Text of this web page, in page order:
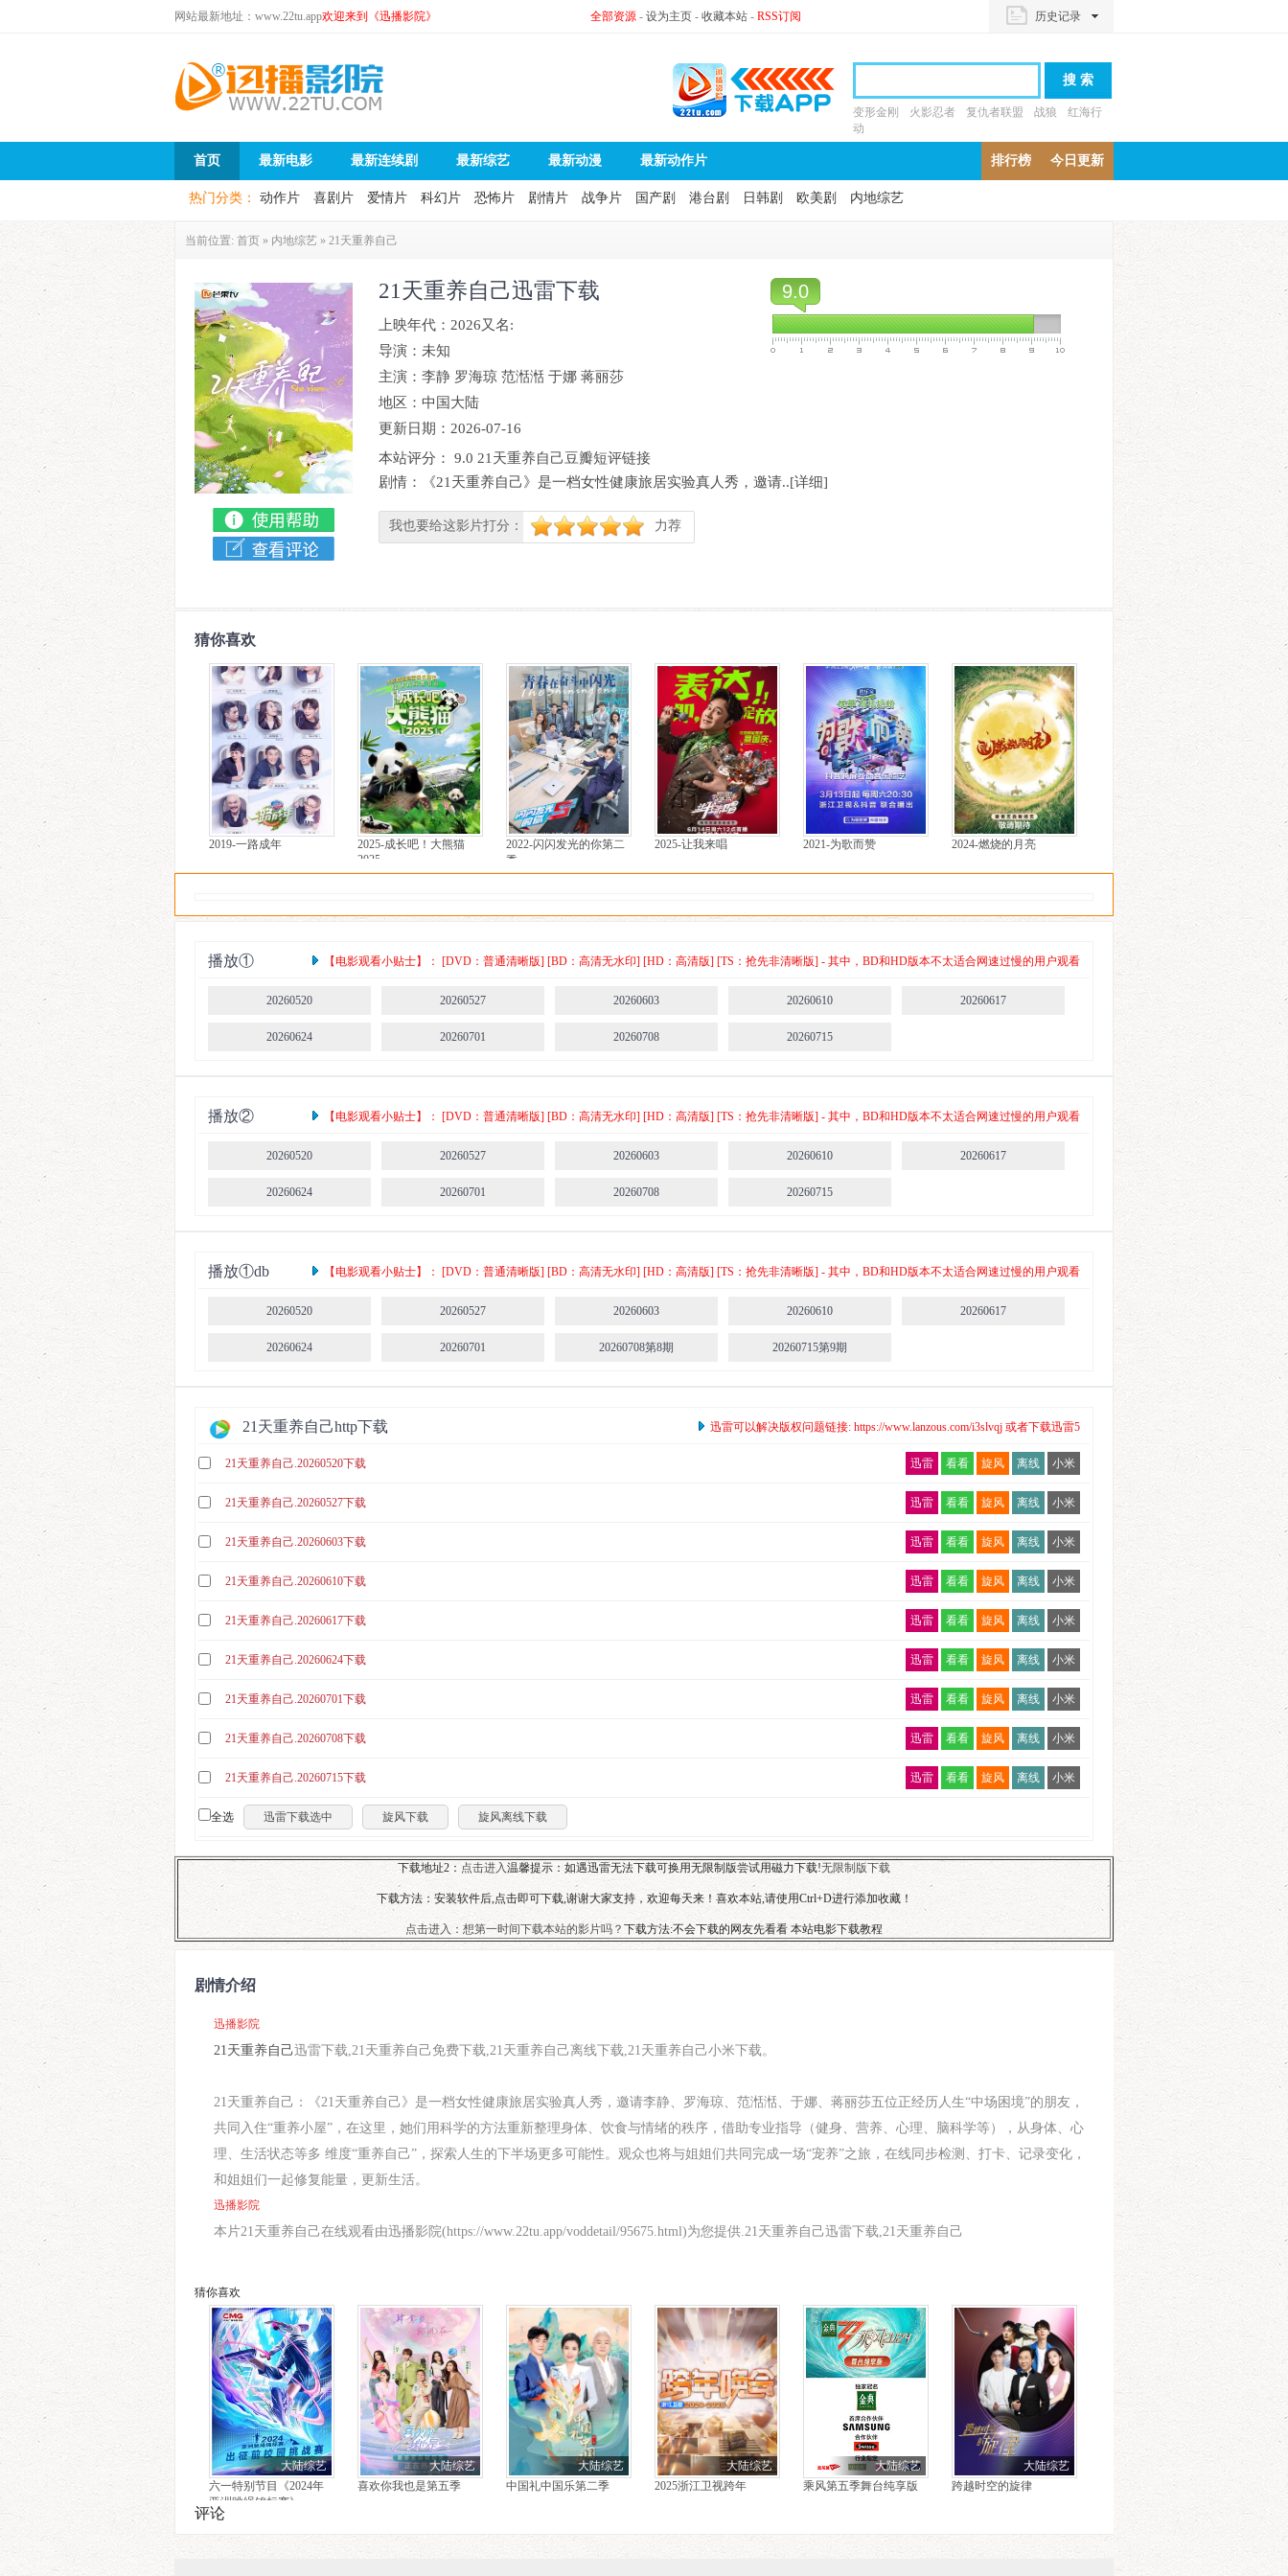
网站最新地址：www.22tu.app欢迎来到《迅播影院》 全部资源 - 设为主页 - 收藏本站 - RSS订阅 历史记录
变形金刚 火影忍者 复仇者联盟 战狼
红海行
动
首页 最新电影 最新连续剧 最新综艺 最新动漫 最新动作片 排行榜 今日更新
热门分类： 动作片 喜剧片 爱情片 科幻片 恐怖片 剧情片 战争片 国产剧 港台剧 日韩剧 欧美剧 内地综艺
当前位置: 首页 » 内地综艺 » 21天重养自己
21天重养自己迅雷下载
上映年代： 2026又名:
导演： 未知
主演： 李静 罗海琼 范湉湉 于娜 蒋丽莎
地区： 中国大陆
更新日期： 2026-07-16
本站评分：
9.0 21天重养自己豆瓣短评链接
剧情：
《21天重养自己》是一档女性健康旅居实验真人秀，邀请..[详细]
我也要给这影片打分：
很差较差还行推荐力荐 力荐
9.0
猜你喜欢
2019-一路成年
2025-成长吧！大熊猫
2025
2022-闪闪发光的你第二
季
2025-让我来唱 2021-为歌而赞 2024-燃烧的月亮
播放① 【电影观看小贴士】： [DVD：普通清晰版] [BD：高清无水印] [HD：高清版] [TS：抢先非清晰版] - 其中，BD和HD版本不太适合网速过慢的用户观看
20260520 20260527 20260603 20260610 20260617
20260624 20260701 20260708 20260715
播放② 【电影观看小贴士】： [DVD：普通清晰版] [BD：高清无水印] [HD：高清版] [TS：抢先非清晰版] - 其中，BD和HD版本不太适合网速过慢的用户观看
20260520 20260527 20260603 20260610 20260617
20260624 20260701 20260708 20260715
播放①db 【电影观看小贴士】： [DVD：普通清晰版] [BD：高清无水印] [HD：高清版] [TS：抢先非清晰版] - 其中，BD和HD版本不太适合网速过慢的用户观看
20260520 20260527 20260603 20260610 20260617
20260624 20260701 20260708第8期 20260715第9期
21天重养自己http下载 迅雷可以解决版权问题链接: https://www.lanzous.com/i3slvqj 或者下载迅雷5
21天重养自己.20260520下载 迅雷 看看 旋风 离线 小米
21天重养自己.20260527下载 迅雷 看看 旋风 离线 小米
21天重养自己.20260603下载 迅雷 看看 旋风 离线 小米
21天重养自己.20260610下载 迅雷 看看 旋风 离线 小米
21天重养自己.20260617下载 迅雷 看看 旋风 离线 小米
21天重养自己.20260624下载 迅雷 看看 旋风 离线 小米
21天重养自己.20260701下载 迅雷 看看 旋风 离线 小米
21天重养自己.20260708下载 迅雷 看看 旋风 离线 小米
21天重养自己.20260715下载 迅雷 看看 旋风 离线 小米
全选 迅雷下载选中 旋风下载 旋风离线下载
下载地址2： 点击进入温馨提示：如遇迅雷无法下载可换用无限制版尝试用磁力下载!无限制版下载
下载方法：安装软件后,点击即可下载,谢谢大家支持，欢迎每天来！喜欢本站,请使用Ctrl+D进行添加收藏！
点击进入：想第一时间下载本站的影片吗？ 下载方法:不会下载的网友先看看 本站电影下载教程
剧情介绍
迅播影院
21天重养自己迅雷下载,21天重养自己免费下载,21天重养自己离线下载,21天重养自己小米下载。
21天重养自己：《21天重养自己》是一档女性健康旅居实验真人秀，邀请李静、罗海琼、范湉湉、于娜、蒋丽莎五位正经历人生“中场困境”的朋友，
共同入住“重养小屋”，在这里，她们用科学的方法重新整理身体、饮食与情绪的秩序，借助专业指导（健身、营养、心理、脑科学等），从身体、心
理、生活状态等多 维度“重养自己”，探索人生的下半场更多可能性。观众也将与姐姐们共同完成一场“宠养”之旅，在线同步检测、打卡、记录变化，
和姐姐们一起修复能量，更新生活。
迅播影院
本片21天重养自己在线观看由迅播影院(https://www.22tu.app/voddetail/95675.html)为您提供.21天重养自己迅雷下载,21天重养自己
猜你喜欢
大陆综艺
六一特别节目《2024年
亚洲跳绳锦标赛》
大陆综艺
喜欢你我也是第五季
大陆综艺
中国礼中国乐第二季
大陆综艺
2025浙江卫视跨年
大陆综艺
乘风第五季舞台纯享版
大陆综艺
跨越时空的旋律
评论